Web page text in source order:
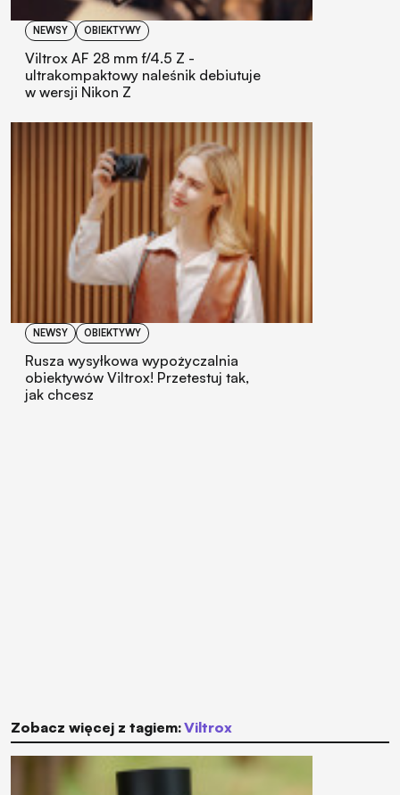
NEWSY OBIEKTYWY
Viltrox AF 28 mm f/4.5 Z -
ultrakompaktowy naleśnik debiutuje
w wersji Nikon Z
NEWSY OBIEKTYWY
Rusza wysyłkowa wypożyczalnia
obiektywów Viltrox! Przetestuj tak,
jak chcesz
Zobacz więcej z tagiem: Viltrox